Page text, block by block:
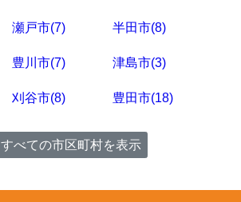
瀬戸市(7) 半田市(8)
豊川市(7) 津島市(3)
刈谷市(8) 豊田市(18)
すべての市区町村を表示